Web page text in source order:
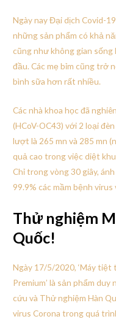
Ngày nay Đại dịch Covid-
những sản phẩm có khả
cũng như không gian
đầu. Các mẹ bỉm cũng trở
bình sữa hơn rất nhiều.
Các nhà khoa học đã
(HCoV-OC43) với 2 loại
lượt là 265 mn và 285 mn
quả cao trong việc diệt
Chỉ trong vòng 30 giây,
99.9% các mầm bệnh virus
Thử nghiệm
Quốc!
Ngày 17/5/2020, ‘Máy tiệt
Premium’ là sản phẩm
cứu và Thử nghiệm Hàn
virus Corona trong quá